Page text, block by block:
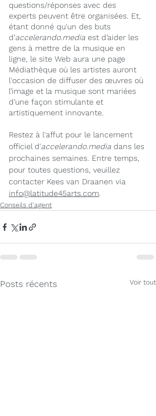
questions/réponses avec des
experts peuvent être organisées. Et,
étant donné qu'un des buts
d’accelerando.media est d’aider les
gens à mettre de la musique en
ligne, le site Web aura une page
Médiathèque où les artistes auront
l'occasion de diffuser des œuvres où
l’image et la musique sont mariées
d’une façon stimulante et
artistiquement innovante.
Restez à l'affut pour le lancement
officiel d'accelerando.media dans les
prochaines semaines. Entre temps,
pour toutes questions, veuillez
contacter Kees van Draanen via
info@latitude45arts.com.
Conseils d'agent
Posts récents Voir tout